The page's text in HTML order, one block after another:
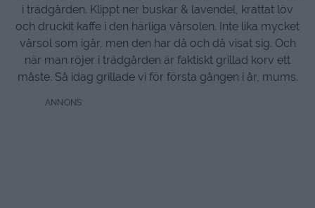
i trädgården. Klippt ner buskar & lavendel, krattat löv
och druckit kaffe i den härliga vårsolen. Inte lika mycket
vårsol som igår, men den har då och då visat sig. Och
när man röjer i trädgården är faktiskt grillad korv ett
måste. Så idag grillade vi för första gången i år, mums.